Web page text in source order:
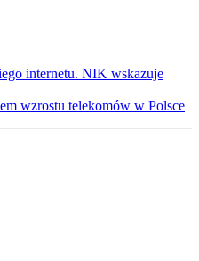
internetu. NIK wskazuje
wzrostu telekomów w Polsce